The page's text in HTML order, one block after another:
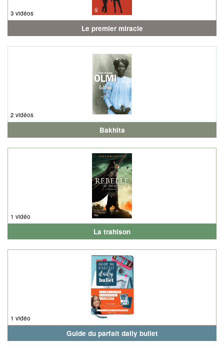
3 vidéos
Le premier miracle
2 vidéos
Bakhita
1 vidéo
La trahison
1 vidéo
Guide du parfait daily bullet